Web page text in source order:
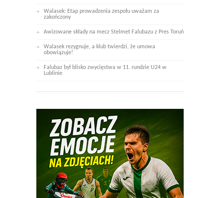
Walasek: Etap prowadzenia zespołu uważam za
zakończony
Awizowane składy na mecz Stelmet Falubazu z Pres Toruń
Walasek rezygnuje, a klub twierdzi, że umowa
obowiązuje!
Falubaz był blisko zwycięstwa w 11. rundzie U24 w
Lublinie